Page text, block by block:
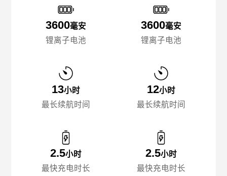
3600毫安
锂离子电池
13小时
最长续航时间
2.5小时
最快充电时长
3600毫安
锂离子电池
12小时
最长续航时间
2.5小时
最快充电时长